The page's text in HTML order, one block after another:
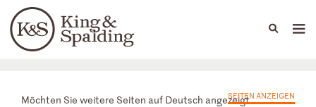
Languages
People Capabilities
News & Insights
Möchten Sie weitere Seiten auf Deutsch angezeigtSEITEN ANZEIGEN